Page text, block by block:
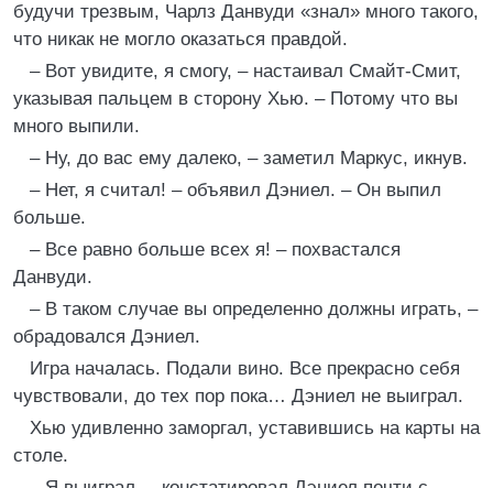
будучи трезвым, Чарлз Данвуди «знал» много такого,
что никак не могло оказаться правдой.
– Вот увидите, я смогу, – настаивал Смайт-Смит,
указывая пальцем в сторону Хью. – Потому что вы
много выпили.
– Ну, до вас ему далеко, – заметил Маркус, икнув.
– Нет, я считал! – объявил Дэниел. – Он выпил
больше.
– Все равно больше всех я! – похвастался
Данвуди.
– В таком случае вы определенно должны играть, –
обрадовался Дэниел.
Игра началась. Подали вино. Все прекрасно себя
чувствовали, до тех пор пока… Дэниел не выиграл.
Хью удивленно заморгал, уставившись на карты на
столе.